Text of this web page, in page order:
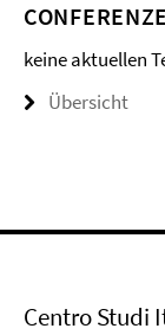
keine aktuellen
Übersicht
Centro Studi